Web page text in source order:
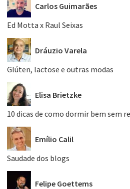
Carlos Guimarães
Ed Motta x Raul Seixas
Dráuzio Varela
Glúten, lactose e outras modas
Elisa Brietzke
10 dicas de como dormir bem sem
Emílio Calil
Saudade dos blogs
Felipe Goettems